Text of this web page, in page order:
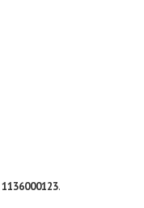
1136000123.